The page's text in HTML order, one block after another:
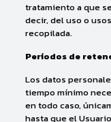
tratamiento a que
decir, del uso o
recopilada.
Períodos de
Los datos
tiempo mínimo
en todo caso,
hasta que el